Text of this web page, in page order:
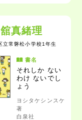
舘真緒理
立常磐松小学校1年生
書名
それしか ない
わけ ないでし
ょう
ヨシタケシンスケ
著
白泉社